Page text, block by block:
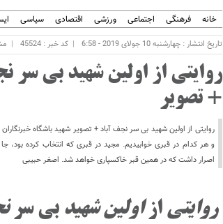
خانه فرهنگی اجتماعی ورزشی اقتصادی سیاسی
تاریخ انتشار : چهارشنبه 10 جولای 2019 - 6:58 کد خبر : 45524
روایتی از اولین شهید بی سر
+ تصویر
روایتی از اولین شهید بی سر نجف آباد + تصویر شهید باشگاه
و هر کدام در قبری خوابیدیم. مجید در قبری که انتخاب کرده
اصرار داشت که در همین قبر خاکسپاری خواهد شد. اصغر حبیبی
روایتی ازاولین شهید بی سر